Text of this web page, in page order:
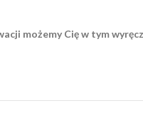
możemy Cię w tym